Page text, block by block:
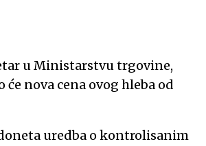
u Ministarstvu trgovine,
nova cena ovog hleba od
uredba o kontrolisanim